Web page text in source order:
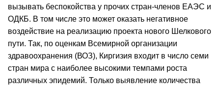
вызывать беспокойства у прочих стран-членов ЕАЭС и
ОДКБ. В том числе это может оказать негативное
воздействие на реализацию проекта нового Шелкового
пути. Так, по оценкам Всемирной организации
здравоохранения (ВОЗ), Киргизия входит в число семи
стран мира с наиболее высокими темпами роста
различных эпидемий. Только выявление количества